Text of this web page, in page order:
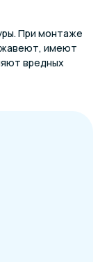
При монтаже
имеют
вредных